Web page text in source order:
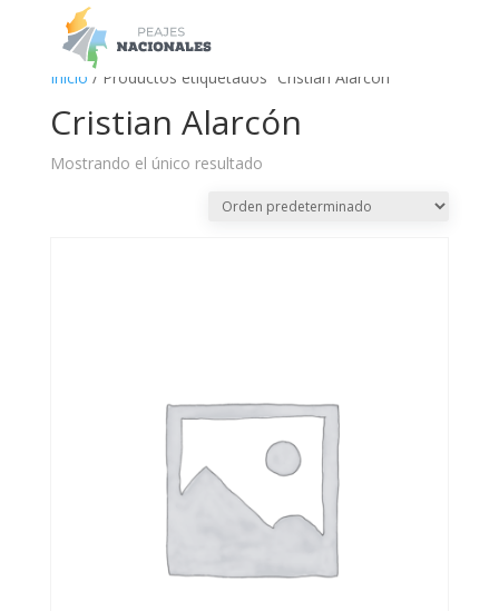
Inicio / Productos etiquetados “Cristian Alarcón”
Cristian Alarcón
Mostrando el único resultado